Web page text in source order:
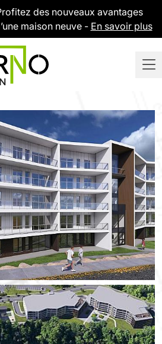
des nouveaux avantages
maison neuve - En savoir plus